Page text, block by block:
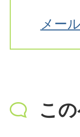
メー
こ